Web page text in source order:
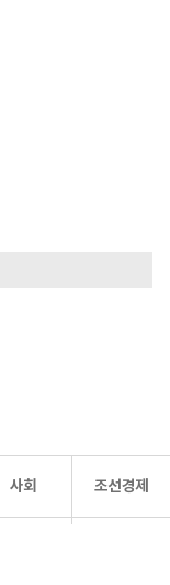
사회 조선경제